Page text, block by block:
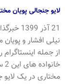
لایو جنجالی پویان
21 آذر
نیلی افشار و
از جمله
مختاری در یک لایو